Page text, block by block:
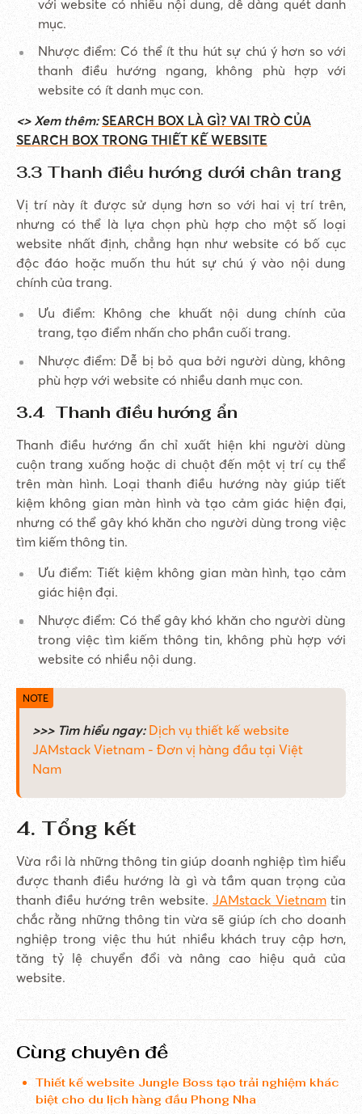
với website có nhiều nội dung, dễ dàng quét danh
mục.
Nhược điểm: Có thể ít thu hút sự chú ý hơn so với
thanh điều hướng ngang, không phù hợp với
website có ít danh mục con.
<> Xem thêm: SEARCH BOX LÀ GÌ? VAI TRÒ CỦA
SEARCH BOX TRONG THIẾT KẾ WEBSITE
3.3 Thanh điều hướng dưới chân trang
Vị trí này ít được sử dụng hơn so với hai vị trí trên,
nhưng có thể là lựa chọn phù hợp cho một số loại
website nhất định, chẳng hạn như website có bố cục
độc đáo hoặc muốn thu hút sự chú ý vào nội dung
chính của trang.
Ưu điểm: Không che khuất nội dung chính của
trang, tạo điểm nhấn cho phần cuối trang.
Nhược điểm: Dễ bị bỏ qua bởi người dùng, không
phù hợp với website có nhiều danh mục con.
3.4 Thanh điều hướng ẩn
Thanh điều hướng ẩn chỉ xuất hiện khi người dùng
cuộn trang xuống hoặc di chuột đến một vị trí cụ thể
trên màn hình. Loại thanh điều hướng này giúp tiết
kiệm không gian màn hình và tạo cảm giác hiện đại,
nhưng có thể gây khó khăn cho người dùng trong việc
tìm kiếm thông tin.
Ưu điểm: Tiết kiệm không gian màn hình, tạo cảm
giác hiện đại.
Nhược điểm: Có thể gây khó khăn cho người dùng
trong việc tìm kiếm thông tin, không phù hợp với
website có nhiều nội dung.
>>> Tìm hiểu ngay: Dịch vụ thiết kế website
JAMstack Vietnam - Đơn vị hàng đầu tại Việt
Nam
4. Tổng kết
Vừa rồi là những thông tin giúp doanh nghiệp tìm hiểu
được thanh điều hướng là gì và tầm quan trọng của
thanh điều hướng trên website.JAMstack Vietnamtin
chắc rằng những thông tin vừa sẽ giúp ích cho doanh
nghiệp trong việc thu hút nhiều khách truy cập hơn,
tăng tỷ lệ chuyển đổi và nâng cao hiệu quả của
website.
Cùng chuyên đề
Thiết kế website Jungle Boss tạo trải nghiệm khác
biệt cho du lịch hàng đầu Phong Nha